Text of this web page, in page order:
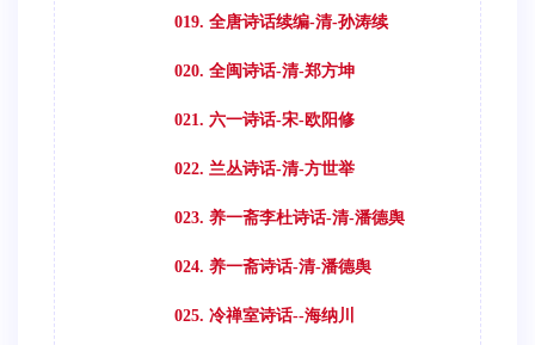
019. 全唐诗话续编-清-孙涛续
020. 全闽诗话-清-郑方坤
021. 六一诗话-宋-欧阳修
022. 兰丛诗话-清-方世举
023. 养一斋李杜诗话-清-潘德舆
024. 养一斋诗话-清-潘德舆
025. 冷禅室诗话--海纳川